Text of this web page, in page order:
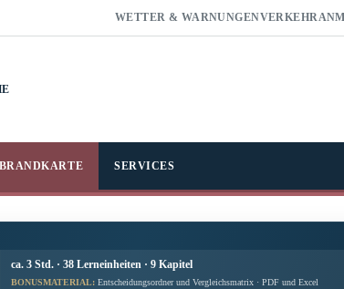
WETTER & WARNUNGENVERKEHR
SERVICES
ca. 3 Std. · 38 Lerneinheiten · 9 Kapitel
BONUSMATERIAL: Entscheidungsordner und Vergleichsmatrix · PDF und Excel